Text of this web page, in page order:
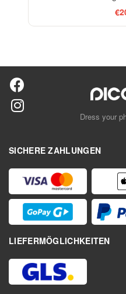
Dress your
SICHERE ZAHLUNGEN
LIEFERMÖGLICHKEITEN